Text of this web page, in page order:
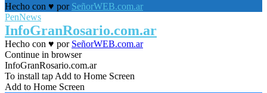
Facebook
Twitter
Youtube
Hecho con ♥ por SeñorWEB.com.ar
PenNews
Facebook
Twitter
Youtube
InfoGranRosario.com.ar
Hecho con ♥ por SeñorWEB.com.ar
Facebook
Twitter
Youtube
Continue in browser
InfoGranRosario.com.ar
To install tap Add to Home Screen
Add to Home Screen